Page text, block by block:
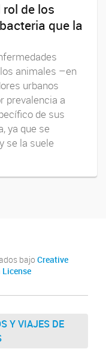
de los
que la
animales –en
urbanos
prevalencia a
de sus
ya que se
se la suele
bajo Creative
Y VIAJES DE